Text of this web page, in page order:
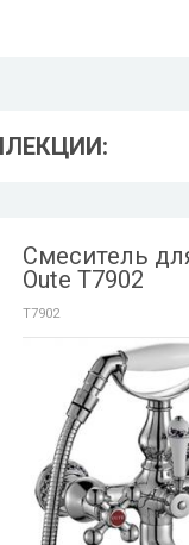
Смеситель
Oute T7902
T7902